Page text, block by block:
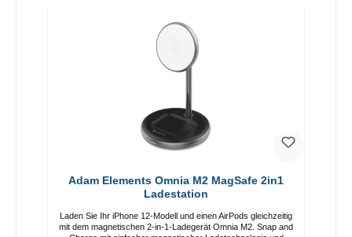
Adam Elements Omnia M2 MagSafe 2in1
Ladestation
Laden Sie Ihr iPhone 12-Modell und einen AirPods gleichzeitig
mit dem magnetischen 2-in-1-Ladegerät Omnia M2. Snap and